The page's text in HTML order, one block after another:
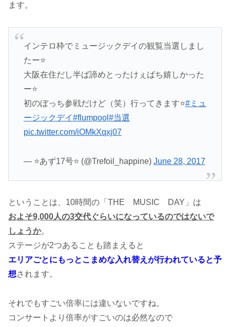
ます。
インテロ枠でミュージックデイの観覧当選しまし
たー⭐
大阪在住だし半ば諦めとったけぇばち嬉しかった
ー⭐
初のぼっち参戦だけど（笑）行ってきます⭐#ミュ
ージックデイ#flumpool #当選
pic.twitter.com/iOMkXqxj07
— ⭐あず17号⭐ (@Trefoil_happine) June 28, 2017
ということは、10時間の「THE MUSIC DAY」は
およそ9,000人の3交代ぐらいになっているのではないで
しょうか。
ステージが2つあることも踏まえると
エリアごとにもっとこまめな入れ替えが行われていると予
想されます。
それでもすごい倍率には違いないですね。
コンサートより倍率がすごいのは必然なので